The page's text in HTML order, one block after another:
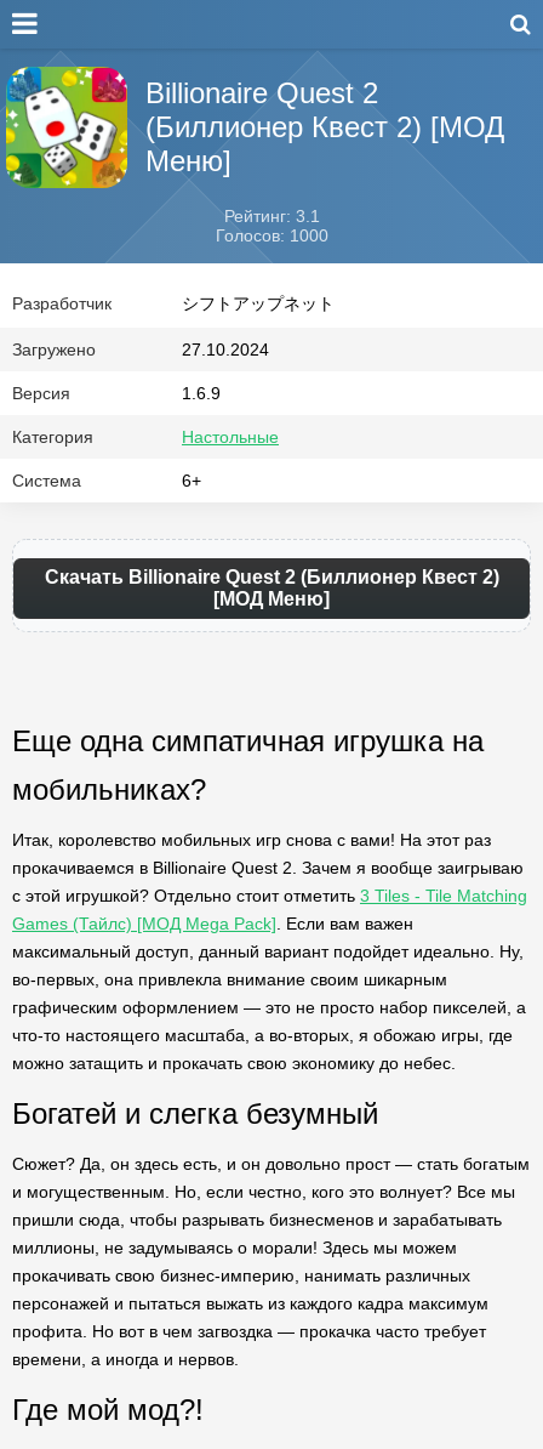
Billionaire Quest 2
(Биллионер Квест 2) [МОД
Меню]
Рейтинг: 3.1
Голосов: 1000
Разработчик シフトアップネット
Загружено 27.10.2024
Версия 1.6.9
Категория Настольные
Система 6+
Скачать Billionaire Quest 2 (Биллионер Квест 2)
[МОД Меню]
Еще одна симпатичная игрушка на
мобильниках?
Итак, королевство мобильных игр снова с вами! На этот раз
прокачиваемся в Billionaire Quest 2. Зачем я вообще заигрываю
с этой игрушкой? Отдельно стоит отметить 3 Tiles - Tile Matching
Games (Тайлс) [МОД Mega Pack] . Если вам важен
максимальный доступ, данный вариант подойдет идеально. Ну,
во-первых, она привлекла внимание своим шикарным
графическим оформлением — это не просто набор пикселей, а
что-то настоящего масштаба, а во-вторых, я обожаю игры, где
можно затащить и прокачать свою экономику до небес.
Богатей и слегка безумный
Сюжет? Да, он здесь есть, и он довольно прост — стать богатым
и могущественным. Но, если честно, кого это волнует? Все мы
пришли сюда, чтобы разрывать бизнесменов и зарабатывать
миллионы, не задумываясь о морали! Здесь мы можем
прокачивать свою бизнес-империю, нанимать различных
персонажей и пытаться выжать из каждого кадра максимум
профита. Но вот в чем загвоздка — прокачка часто требует
времени, а иногда и нервов.
Где мой мод?!